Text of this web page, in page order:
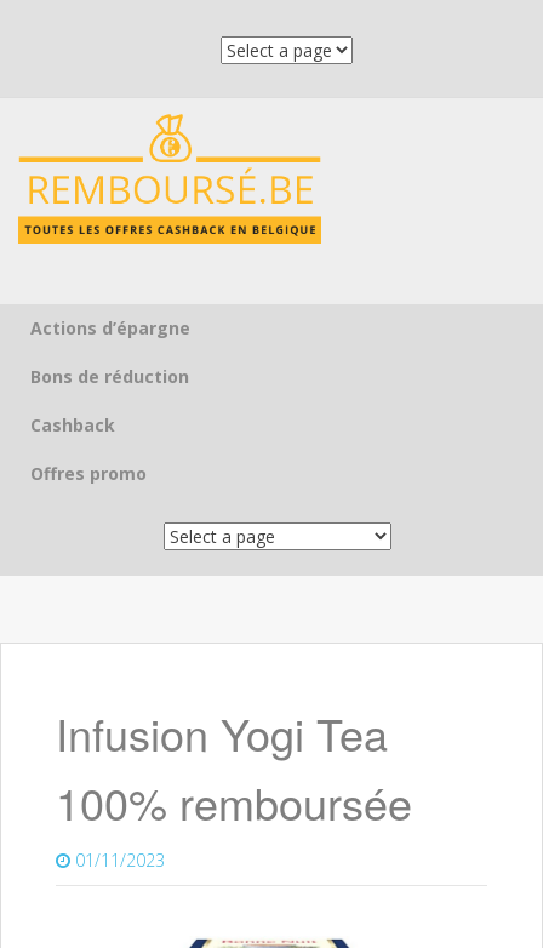
Skip to content
Actions d’épargne
Bons de réduction
Cashback
Offres promo
Infusion Yogi Tea
100% remboursée
01/11/2023